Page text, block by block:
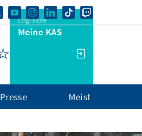
Logi sisse
Meine KAS
Presse Meist